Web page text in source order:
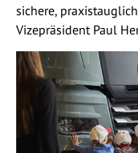
sichere,
Vizepräsident Paul